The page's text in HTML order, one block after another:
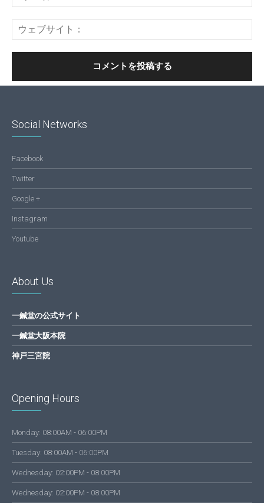
Social Networks
Facebook
Twitter
Google +
Instagram
Youtube
About Us
一鍼堂の公式サイト
一鍼堂大阪本院
神戸三宮院
Opening Hours
Monday: 08:00AM - 06:00PM
Tuesday: 08:00AM - 06:00PM
Wednesday: 02:00PM - 08:00PM
Wednesday: 02:00PM - 08:00PM